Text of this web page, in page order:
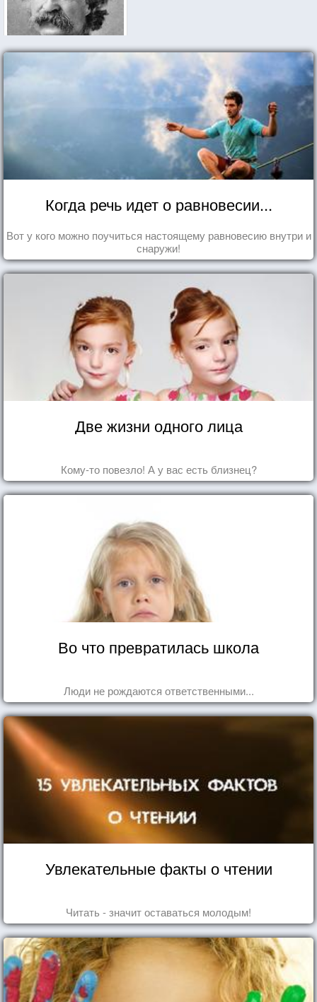
Когда речь идет о равновесии...
Вот у кого можно поучиться настоящему равновесию внутри и
снаружи!
Две жизни одного лица
Кому-то повезло! А у вас есть близнец?
Во что превратилась школа
Люди не рождаются ответственными...
Увлекательные факты о чтении
Читать - значит оставаться молодым!